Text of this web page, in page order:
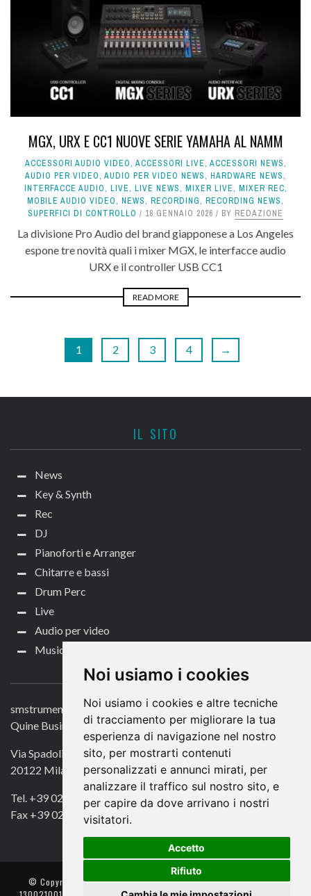
Noi usiamo i cookies
Noi usiamo i cookies e altre tecniche
di tracciamento per migliorare la tua
esperienza di navigazione nel nostro
sito, per mostrarti contenuti
personalizzati e annunci mirati, per
analizzare il traffico sul nostro sito, e
per capire da dove arrivano i nostri
visitatori.
Accetto
Rifiuto
MGX, URX E CC1 NUOVE SERIE YAMAHA AL NAMM
ACCESSORI AUDIO VIDEO, ACCESSORI LIVE, ACCESSORI NEWS,
AUDIO PER VIDEO, AUDIO PER VIDEO NEWS, HARDWARE NEWS,
INTERFACCE AUDIO, LIVE, LIVE NEWS, MIXER LIVE, MIXER REC,
MOBILE AUDIO VIDEO, NEWS, RECORDING, RECORDING NEWS,
SUPERFICI DI CONTROLLO
18 GENNAIO 2026 BY REDAZIONE
La divisione Pro Audio del brand giapponese a Los Angeles
espone tre novità quali i mixer MGX, le interfacce audio
URX e il controller USB CC1
READ MORE
1 2 3 4 →
IL SITO
News
Key & Synth
Rec
DJ
Pianoforti e Arranger
Chitarre e bassi
Drum Perc
Live
Audio per video
Music Life
CONTATTACI
smstrumentimusicali.it
Quine Business Publisher
Via Spadolini 7
20122 Milano
Tel. +39 02 49756990
Fax +39 02 72016740
© Copyright 2018. All Rights Reserved -- Quine srl – C.F./P IVA